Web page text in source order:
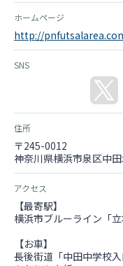
ホームページ
http://
SNS
住所
〒245-0012
神奈川県横浜市泉区中
アクセス
【最寄駅】
横浜市ブルーライン「
【お車】
長後街道「中田中学校